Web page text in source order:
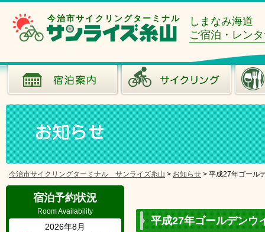
今治市サイクリングターミナル
しまなみ海道
ご宿泊・レン
今治市サイクリングターミナル サンライズ糸山 > お知らせ > 平成27年ゴール
宿泊予約状況
Room Availability
2026年8月 平成27年ゴールデンウ